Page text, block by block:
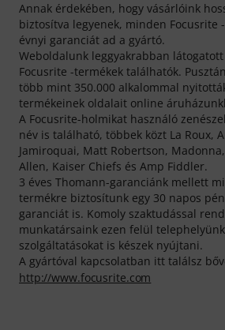
Annak érdekében, hogy vásárlóink
biztosítva legyenek, minden Focusrite
évnyi garanciát ad a gyártó.
Weboldalunk leggyakrabban
Focusrite -termékek találhatók.
több mint 350.000 alkalommal
termékeinek oldalait online
A Focusrite-holmikat használó
név is található, többek közt La Roux,
Jamiroquai, Matt Robertson,
Allen, Kaiser Chiefs és Amp Fiddler.
3 éves Thomann-garanciánk mellett
termékre biztosítunk egy 30 napos
garanciát is. Komoly szaktudással
munkatársaink ezen felül
szolgáltatásokat is készek nyújtani.
A gyártóval kapcsolatban itt találsz
http://www.focusrite.com